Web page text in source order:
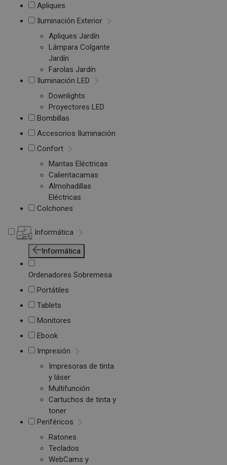
Apliques
Iluminación Exterior
Apliques Jardín
Lámpara Colgante
Jardín
Farolas Jardín
Iluminación LED
Downlights
Proyectores LED
Bombillas
Accesorios Iluminación
Confort
Mantas Eléctricas
Calientacamas
Almohadillas
Eléctricas
Colchones
Informática
Informática
Ordenadores Sobremesa
Portátiles
Tablets
Monitores
Ebook
Impresión
Impresoras de tinta
y láser
Multifunción
Cartuchos de tinta y
toner
Periféricos
Ratones
Teclados
WebCams y